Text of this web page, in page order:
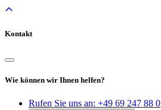
Kontakt
Wie können wir Ihnen helfen?
Rufen Sie uns an: +49 69 247 88 0